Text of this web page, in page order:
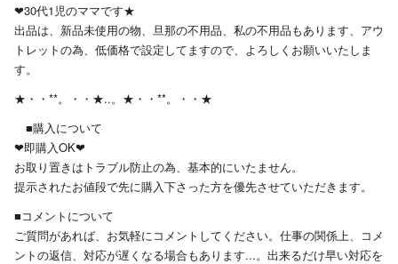
❤︎30代1児のママです★
出品は、新品未使用の物、旦那の不用品、私の不用品もあります、アウ
トレットの為、低価格で設定してますので、よろしくお願いいたしま
す。
★・・**。・・★..。★・・**。・・★
■購入について
❤︎即購入OK❤︎
お取り置きはトラブル防止の為、基本的にいたません。
提示されたお値段で先に購入下さった方を優先させていただきます。
■コメントについて
ご質問があれば、お気軽にコメントしてください。仕事の関係上、コメ
ントの返信、対応が遅くなる場合もあります...。出来るだけ早い対応を